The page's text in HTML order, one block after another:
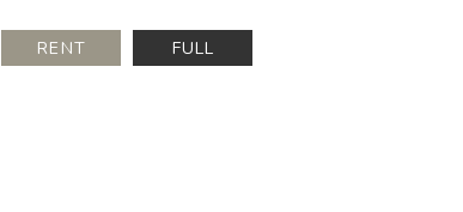
不動産再生事業
歴史
RENT FULL